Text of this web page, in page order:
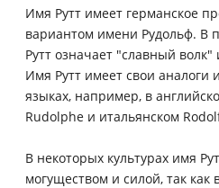
Имя Рутт имеет германское
вариантом имени Рудольф. В
Рутт означает "славный
Имя Рутт имеет свои аналоги
языках, например, в
Rudolphe и итальянском
В некоторых культурах имя
могуществом и силой, так как